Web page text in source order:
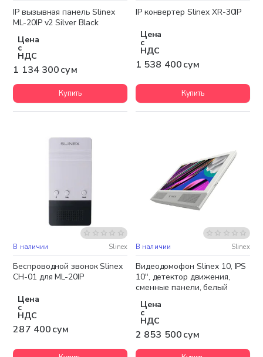
IP вызывная панель Slinex
ML-20IP v2 Silver Black
Цена
с
НДС
1 134 300 сум
Купить
IP конвертер Slinex XR-30IP
Цена
с
НДС
1 538 400 сум
Купить
В наличии Slinex
Беспроводной звонок Slinex
CH-01 для ML-20IP
Цена
с
НДС
287 400 сум
Бесплатная доставка
В наличии Slinex
Видеодомофон Slinex 10, IPS
10", детектор движения,
сменные панели, белый
Цена
с
НДС
2 853 500 сум